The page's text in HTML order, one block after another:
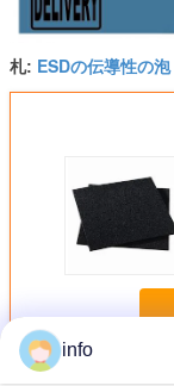
札: ESDの伝導性の泡
多くEsdの泡シート
info